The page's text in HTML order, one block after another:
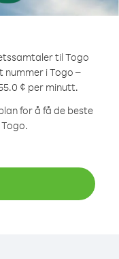
til Togo
nummer i Togo –
¢ per minutt.
for å få de beste